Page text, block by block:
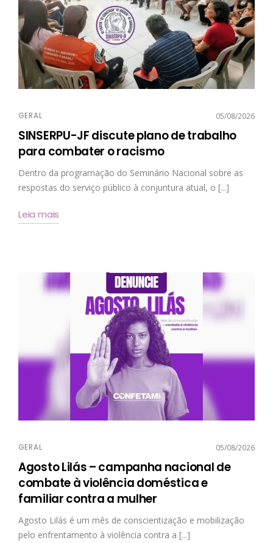
GERAL 05/08/2026
SINSERPU-JF discute plano de trabalho
para combater o racismo
Dentro da programação do Seminário Nacional sobre as
respostas do serviço público à conjuntura atual, o [...]
Leia mais
GERAL 05/08/2026
Agosto Lilás – campanha nacional de
combate à violência doméstica e
familiar contra a mulher
Agosto Lilás é um mês de conscientização e mobilização
pelo enfrentamento à violência contra a [...]